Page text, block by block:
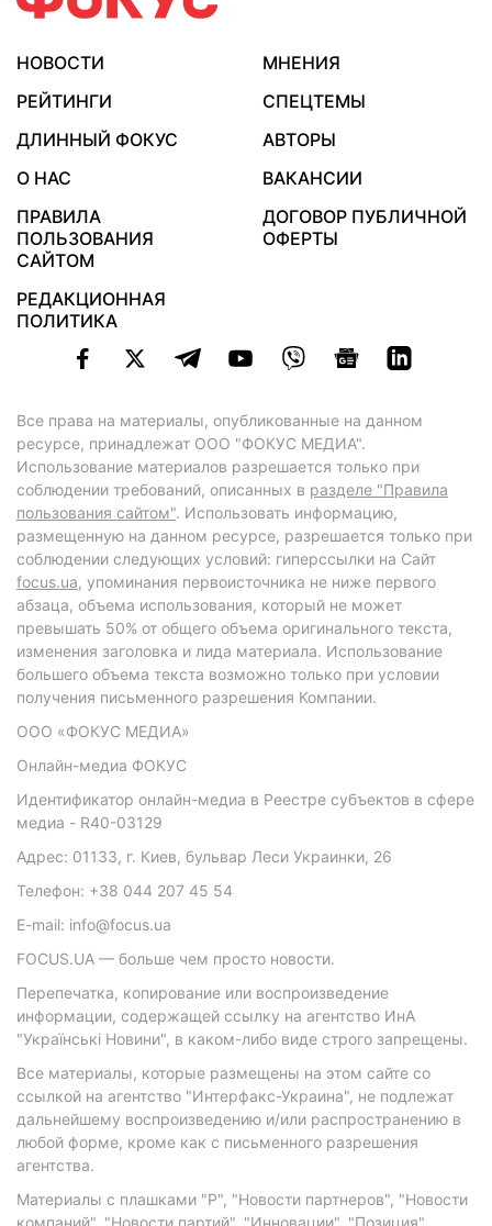
НОВОСТИ
МНЕНИЯ
РЕЙТИНГИ
СПЕЦТЕМЫ
ДЛИННЫЙ ФОКУС
АВТОРЫ
О НАС
ВАКАНСИИ
ПРАВИЛА
ПОЛЬЗОВАНИЯ
САЙТОМ
ДОГОВОР ПУБЛИЧНОЙ
ОФЕРТЫ
РЕДАКЦИОННАЯ
ПОЛИТИКА
Все права на материалы, опубликованные на данном
ресурсе, принадлежат ООО "ФОКУС МЕДИА".
Использование материалов разрешается только при
соблюдении требований, описанных в разделе "Правила
пользования сайтом". Использовать информацию,
размещенную на данном ресурсе, разрешается только при
соблюдении следующих условий: гиперссылки на Сайт
focus.ua, упоминания первоисточника не ниже первого
абзаца, объема использования, который не может
превышать 50% от общего объема оригинального текста,
изменения заголовка и лида материала. Использование
большего объема текста возможно только при условии
получения письменного разрешения Компании.
ООО «ФОКУС МЕДИА»
Онлайн-медиа ФОКУС
Идентификатор онлайн-медиа в Реестре субъектов в сфере
медиа - R40-03129
Адрес: 01133, г. Киев, бульвар Леси Украинки, 26
Телефон: +38 044 207 45 54
E-mail: info@focus.ua
FOCUS.UA — больше чем просто новости.
Перепечатка, копирование или воспроизведение
информации, содержащей ссылку на агентство ИнА
"Українські Новини", в каком-либо виде строго запрещены.
Все материалы, которые размещены на этом сайте со
ссылкой на агентство "Интерфакс-Украина", не подлежат
дальнейшему воспроизведению и/или распространению в
любой форме, кроме как с письменного разрешения
агентства.
Материалы с плашками "Р", "Новости партнеров", "Новости
компаний", "Новости партий", "Инновации", "Позиция",